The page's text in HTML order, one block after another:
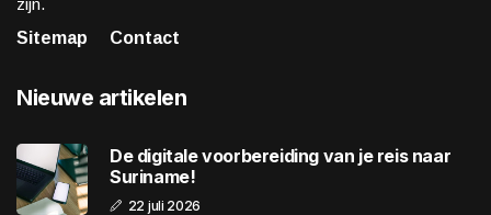
zijn.
Sitemap
Contact
Nieuwe artikelen
De digitale voorbereiding van je reis naar
Suriname!
22 juli 2026